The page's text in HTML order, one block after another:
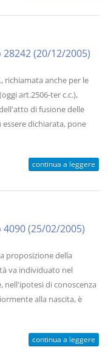
(20/12/2005)
richiamata anche per le
art.2506-ter c.c.),
di fusione delle
dichiarata, pone
continua a leggere
(25/02/2005)
proposizione della
va individuato nel
nell'ipotesi di conoscenza
alla nascita, è
continua a leggere